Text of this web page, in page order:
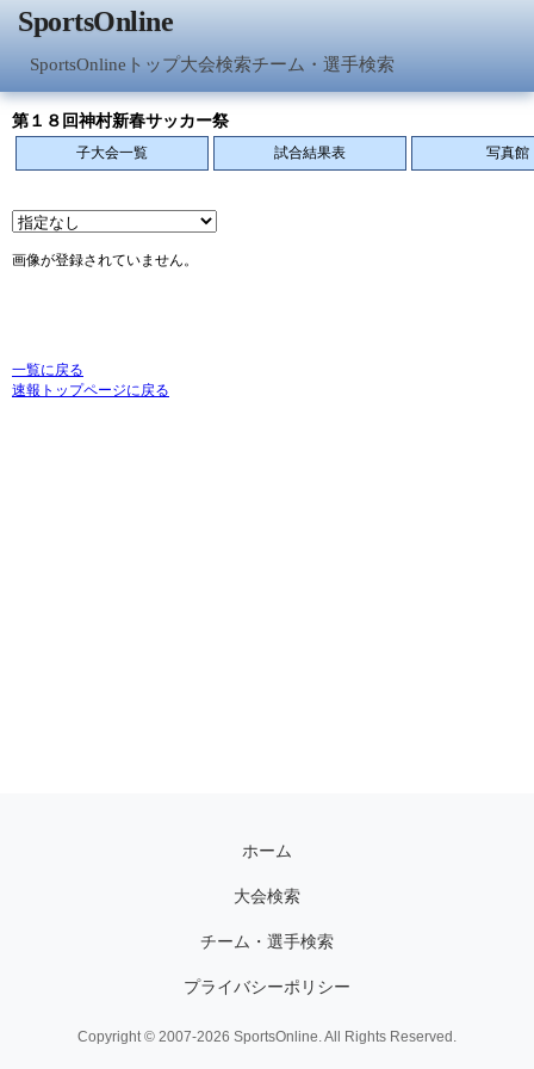
SportsOnline
SportsOnlineトップ大会検索チーム・選手検索
第１８回神村新春サッカー祭
子大会一覧 試合結果表 写真館
画像が登録されていません。
一覧に戻る
速報トップページに戻る
ホーム
大会検索
チーム・選手検索
プライバシーポリシー
Copyright © 2007-2026 SportsOnline. All Rights Reserved.